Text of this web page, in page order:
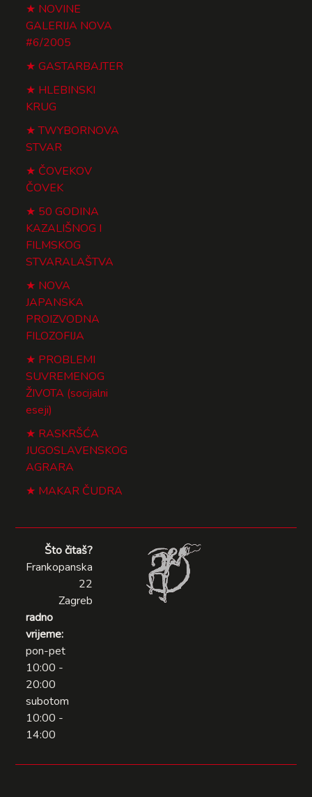
NOVINE
GALERIJA NOVA
#6/2005
GASTARBAJTER
HLEBINSKI
KRUG
TWYBORNOVA
STVAR
ČOVEKOV
ČOVEK
50 GODINA
KAZALIŠNOG I
FILMSKOG
STVARALAŠTVA
NOVA
JAPANSKA
PROIZVODNA
FILOZOFIJA
PROBLEMI
SUVREMENOG
ŽIVOTA (socijalni
eseji)
RASKRŠĆA
JUGOSLAVENSKOG
AGRARA
MAKAR ČUDRA
Što čitaš?
Frankopanska
22
Zagreb
radno
vrijeme:
pon-pet
10:00 -
20:00
subotom
10:00 -
14:00